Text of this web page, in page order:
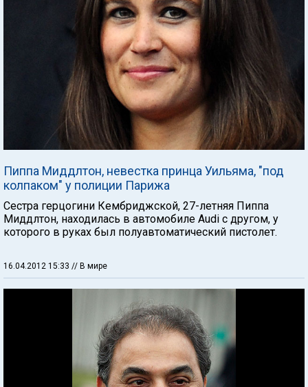
Пиппа Миддлтон, невестка принца Уильяма, "под
колпаком" у полиции Парижа
Сестра герцогини Кембриджской, 27-летняя Пиппа
Миддлтон, находилась в автомобиле Audi с другом, у
которого в руках был полуавтоматический пистолет.
16.04.2012 15:33 // В мире